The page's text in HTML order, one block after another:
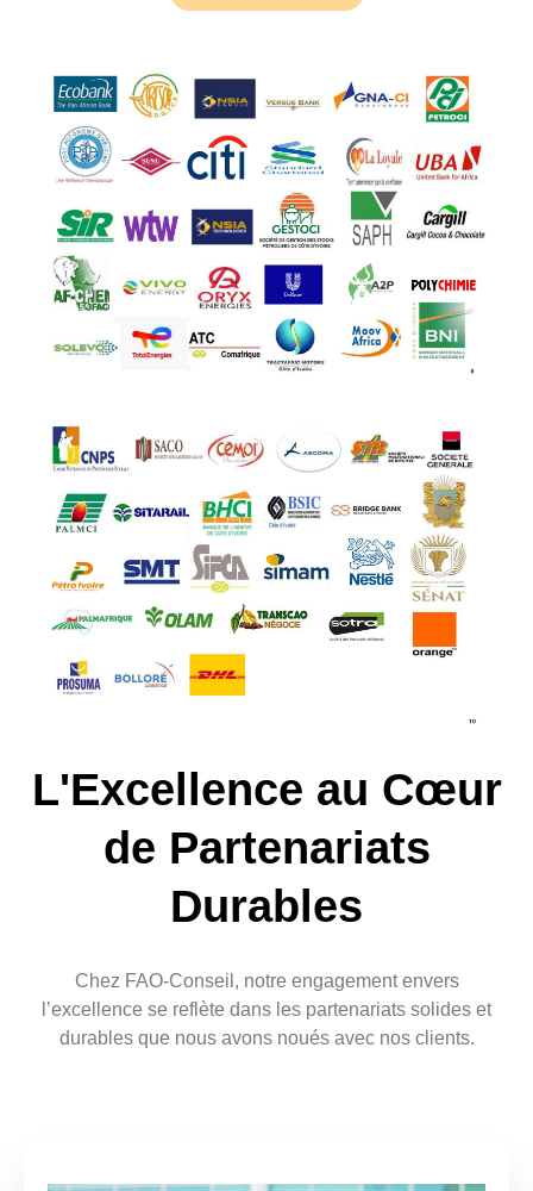
L'Excellence au Cœur
de Partenariats
Durables
Chez FAO-Conseil, notre engagement envers
l’excellence se reflète dans les partenariats solides et
durables que nous avons noués avec nos clients.